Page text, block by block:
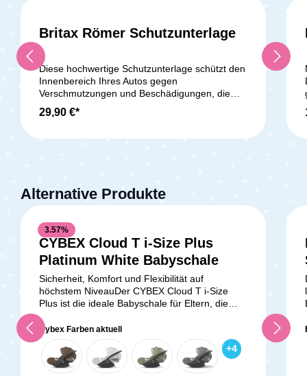
Durchschnittliche Bewertung
Britax Römer Schutzunterlage
Diese hochwertige Schutzunterlage schützt den
Innenbereich Ihres Autos gegen
Verschmutzungen und Beschädigungen, die
durch den Kindersitz verursacht
werden. Geeignet für gurtbefestigte und
den Autositz vor Beschädigung und
0,8 x 90 cmLieferumfang:1x Britax Römer
Schutzunterlage
29,90 €*
Alternative Produkte
3.57%
CYBEX Cloud T i-Size Plus
Platinum White Babyschale
Sicherheit, Komfort und Flexibilität auf
höchstem NiveauDer CYBEX Cloud T i-Size
Plus ist die ideale Babyschale für Eltern, die
Wert auf höchste Sicherheitsstandards und
erstklassigen Komfort legen. Von den ersten
Tagen deines Babys bis etwa zum Alter von 18
Monaten begleitet dich diese innovative
Babyschale zuverlässig auf allen Wegen. Mit
Cybex Farben aktuell
+4